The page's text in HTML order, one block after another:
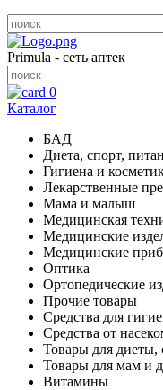
Primula - сеть аптек
0
Каталог
БАД
Диета, спорт,
Гигиена и
Лекарственные
Мама и малыш
Медицинская
Медицинские
Медицинские
Оптика
Ортопедические
Прочие товары
Средства для
Средства от
Товары для диеты,
Товары для мам и
Витамины